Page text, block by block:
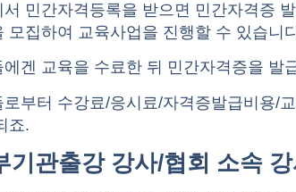
서 민간자격등록을 받으면 민간자격증
모집하여 교육사업을 진행할 수 있습니
에겐 교육을 수료한 뒤 민간자격증을 발
로부터 수강료/응시료/자격증발급비용/
죠.
기관출강 강사/협회 소속